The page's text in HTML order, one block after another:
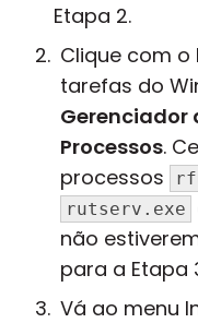
Etapa 2.
Clique com
tarefas do
Gerenciador
Processos.
processos
rutserv.exe
não
para a Etapa
Vá ao menu